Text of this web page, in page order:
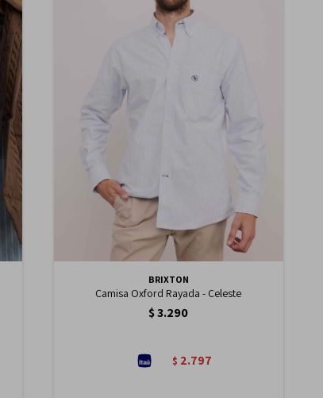
BRIXTON
Camisa Oxford Rayada - Celeste
$3.290
$ 2.797